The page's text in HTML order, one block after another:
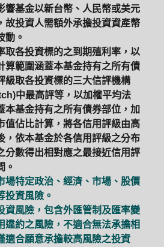
響基金以新台幣、人民幣或美元
故投資人需額外承擔投資資產幣
動。
取各投資標的之到期殖利率，以
算範圍涵蓋本基金持有之所有債
級取各投資標的三大信評機構
中最高評等，以加權平均法
本基金持有之所有債券部位，加
值佔比計算，將各信用評級由高
，依本基金於各信用評級之分布
分數得出相對應之最接近信用評
。
場特定政治、經濟、市場、股價
投資風險。
資風險，包含外匯管制及匯率變
違約之風險，不適合無法承擔相
適合願意承擔較高風險之投資